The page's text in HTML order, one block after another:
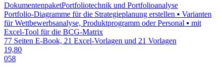
DokumentenpaketPortfoliotechnik und Portfolioanalyse
Portfolio-Diagramme für die Strategieplanung erstellen ▪ Varianten
für Wettbewerbsanalyse, Produktprogramm oder Personal ▪ mit
Excel-Tool für die BCG-Matrix
77 Seiten E-Book, 21 Excel-Vorlagen und 21 Vorlagen
19,80
058